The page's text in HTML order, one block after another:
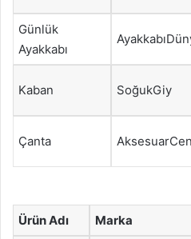
Günlük
Ayakkabı
Kaban SoğukGiy
Çanta
Ürün Adı Marka